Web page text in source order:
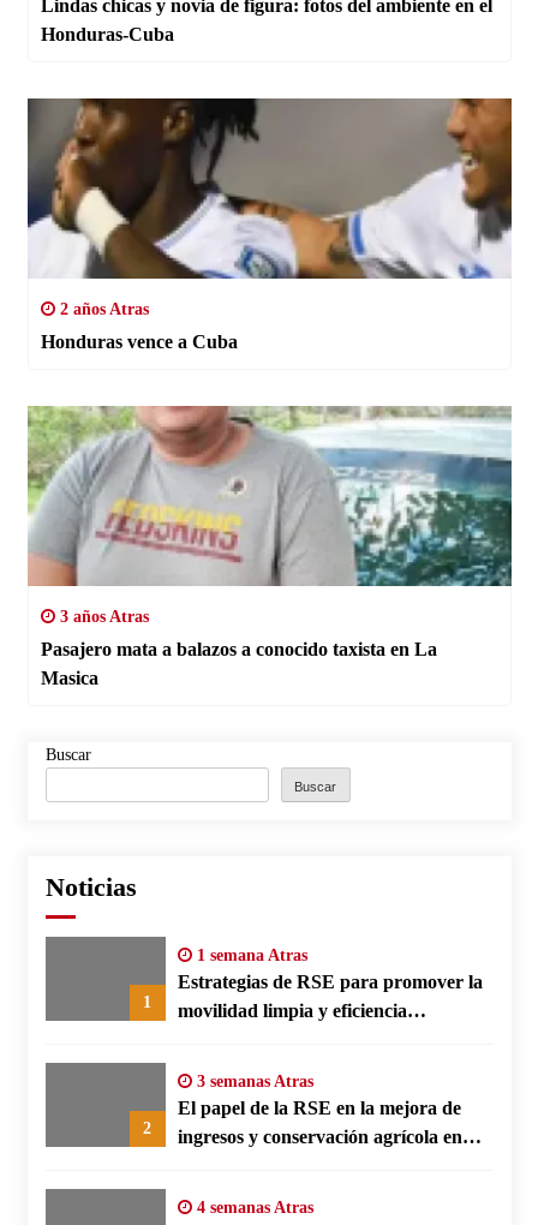
Lindas chicas y novia de figura: fotos del ambiente en el
Honduras-Cuba
2 años Atras
Honduras vence a Cuba
3 años Atras
Pasajero mata a balazos a conocido taxista en La
Masica
Buscar
Buscar
Noticias
1
1 semana Atras
Estrategias de RSE para promover la
movilidad limpia y eficiencia
2
3 semanas Atras
El papel de la RSE en la mejora de
ingresos y conservación agrícola en
4 semanas Atras